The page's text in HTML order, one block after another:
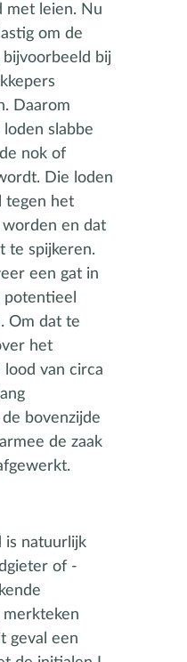
met leien. Nu
om de
bijvoorbeeld bij
Daarom
slabbe
nok of
Die loden
tegen het
en dat
te spijkeren.
een gat in
Om dat te
het
lood van circa
bovenzijde
de zaak
is natuurlijk
of -
merkteken
geval een